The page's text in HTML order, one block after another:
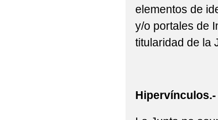
elementos de
y/o portales de
titularidad de la
Hipervínculos.-